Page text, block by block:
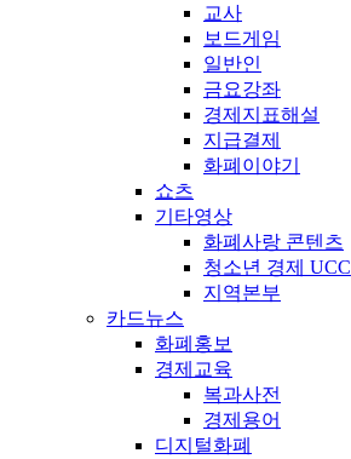
교사
보드게임
일반인
금요강좌
경제지표해설
지급결제
화폐이야기
쇼츠
기타영상
화폐사랑 콘텐츠
청소년 경제 UCC
지역본부
카드뉴스
화폐홍보
경제교육
복과사전
경제용어
디지털화폐